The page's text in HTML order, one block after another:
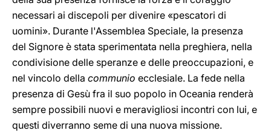
necessari ai discepoli per divenire «pescatori di
uomini». Durante l'Assemblea Speciale, la presenza
del Signore è stata sperimentata nella preghiera, nella
condivisione delle speranze e delle preoccupazioni, e
nel vincolo della communio ecclesiale. La fede nella
presenza di Gesù fra il suo popolo in Oceania renderà
sempre possibili nuovi e meravigliosi incontri con lui, e
questi diverranno seme di una nuova missione.